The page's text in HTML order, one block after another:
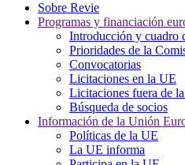
Sobre Revie
Programas y financiación
Introducción y cuadro
Prioridades de la
Convocatorias
Licitaciones en la UE
Licitaciones fuera de
Búsqueda de socios
Información de la Unión
Políticas de la UE
La UE informa